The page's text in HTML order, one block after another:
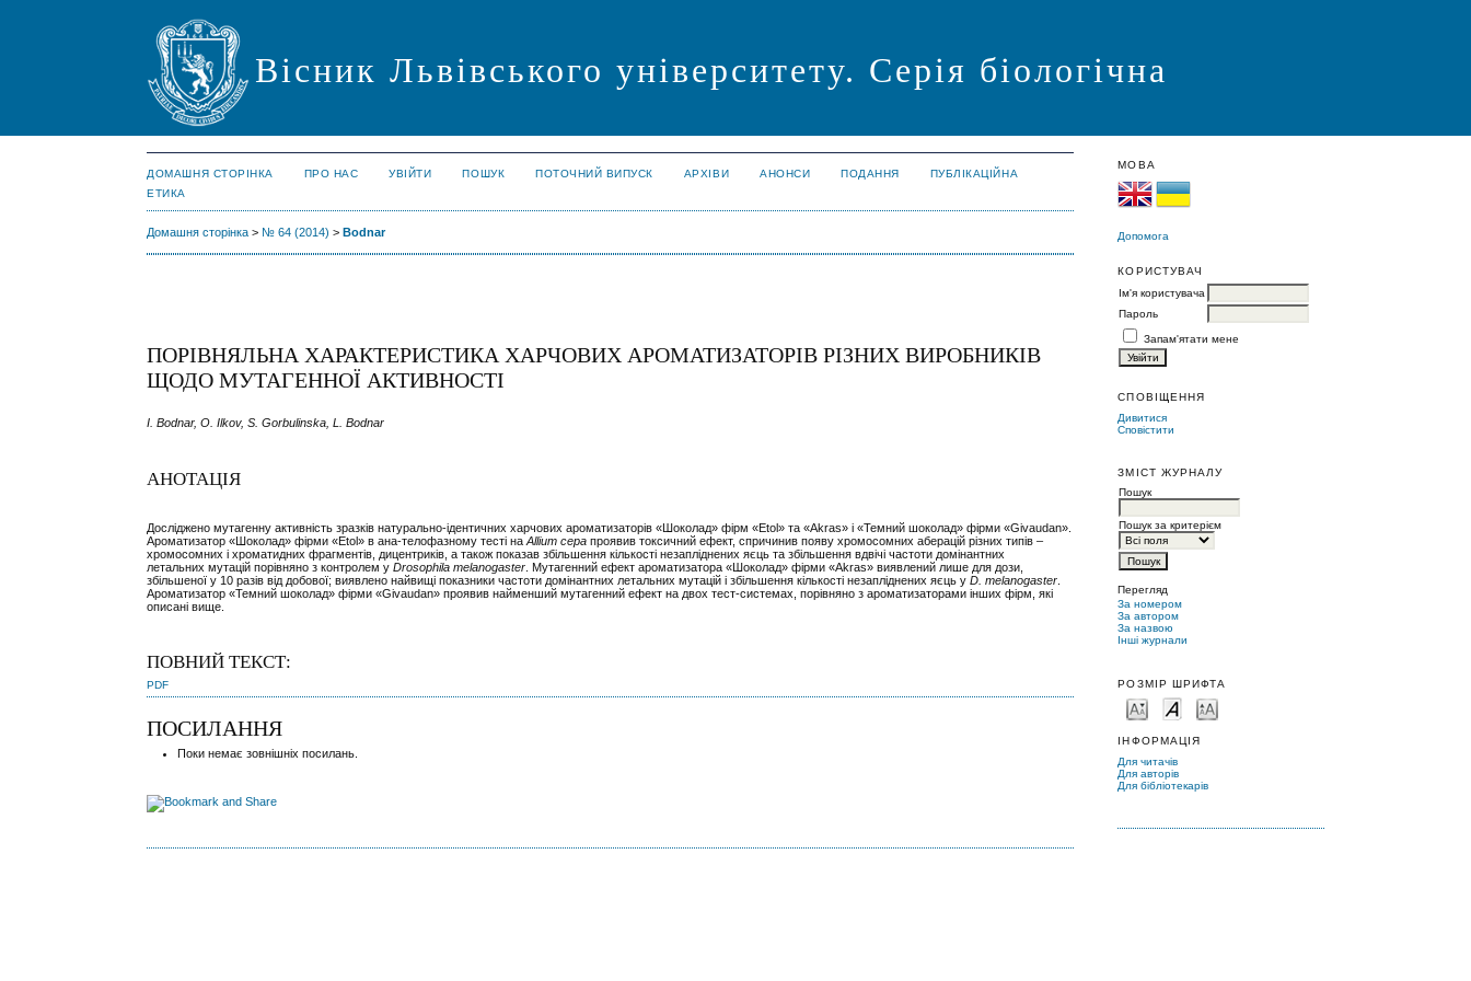
Вісник Львівського університету. Серія біологічна
МОВА
Допомога
КОРИСТУВАЧ
Ім'я користувача
Пароль
Запам'ятати мене
СПОВІЩЕННЯ
Дивитися
Сповістити
ЗМІСТ ЖУРНАЛУ
Пошук
Пошук за критерієм
Перегляд
За номером
За автором
За назвою
Інші журнали
РОЗМІР ШРИФТА
ІНФОРМАЦІЯ
Для читачів
Для авторів
Для бібліотекарів
ДОМАШНЯ СТОРІНКА ПРО НАС УВІЙТИ ПОШУК ПОТОЧНИЙ ВИПУСК АРХІВИ АНОНСИ ПОДАННЯ
ПУБЛІКАЦІЙНА
ЕТИКА
Домашня сторінка > № 64 (2014) >Bodnar
ПОРІВНЯЛЬНА ХАРАКТЕРИСТИКА ХАРЧОВИХ АРОМАТИЗАТОРІВ РІЗНИХ ВИРОБНИКІВ
ЩОДО МУТАГЕННОЇ АКТИВНОСТІ
I. Bodnar, O. Ilkov, S. Gorbulinska, L. Bodnar
АНОТАЦІЯ
Досліджено мутагенну активність зразків натурально-ідентичних харчових ароматизаторів «Шоколад» фірм «Etol» та «Akras» і «Темний шоколад» фірми «Givaudan».
Ароматизатор «Шоколад» фірми «Etol» в ана-телофазному тесті наAllium cepa проявив токсичний ефект, спричинив появу хромосомних аберацій різних типів –
хромосомних і хроматидних фрагментів, дицентриків, а також показав збільшення кількості незапліднених яєць та збільшення вдвічі частоти домінантних
летальних мутацій порівняно з контролем уDrosophila melanogaster . Мутагенний ефект ароматизатора «Шоколад» фірми «Akras» виявлений лише для дози,
збільшеної у 10 разів від добової; виявлено найвищі показники частоти домінантних летальних мутацій і збільшення кількості незапліднених яєць уD. melanogaster
Ароматизатор «Темний шоколад» фірми «Givaudan» проявив найменший мутагенний ефект на двох тест-системах, порівняно з ароматизаторами інших фірм, які
описані вище.
ПОВНИЙ ТЕКСТ:
PDF
ПОСИЛАННЯ
Поки немає зовнішніх посилань.